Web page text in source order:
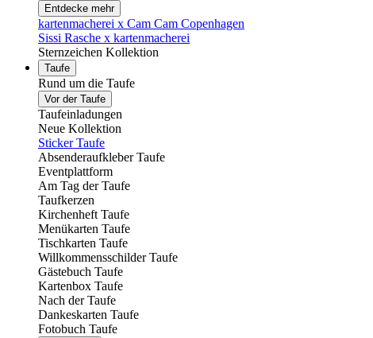
Entdecke mehr
kartenmacherei x Cam Cam Copenhagen
Sissi Rasche x kartenmacherei
Sternzeichen Kollektion
Taufe
Rund um die Taufe
Vor der Taufe
Taufeinladungen
Neue Kollektion
Sticker Taufe
Absenderaufkleber Taufe
Eventplattform
Am Tag der Taufe
Taufkerzen
Kirchenheft Taufe
Menükarten Taufe
Tischkarten Taufe
Willkommensschilder Taufe
Gästebuch Taufe
Kartenbox Taufe
Nach der Taufe
Dankeskarten Taufe
Fotobuch Taufe